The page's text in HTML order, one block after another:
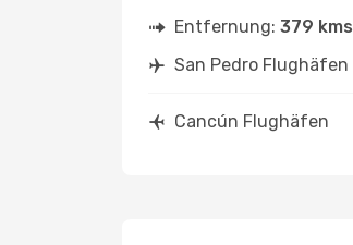
Entfernung: 379 kms
San Pedro Flughäfen
Cancún Flughäfen